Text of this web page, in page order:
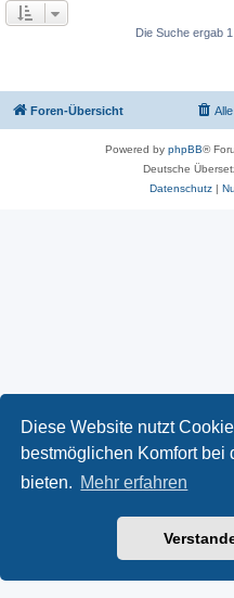
Diese Website nutzt
bestmöglichen Komfort bei
bieten. Mehr erfahren
Die Suche ergab
Foren-Übersicht
Powered by phpBB®
Deutsche
Datenschutz|